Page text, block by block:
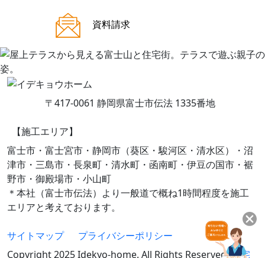
資料請求
〒417-0061 静岡県富士市伝法 1335番地
【施工エリア】
富士市・富士宮市・静岡市（葵区・駿河区・清水区）・沼
津市・三島市・長泉町・清水町・函南町・伊豆の国市・裾
野市・御殿場市・小山町
＊本社（富士市伝法）より一般道で概ね1時間程度を施工
エリアと考えております。
サイトマップ
プライバシーポリシー
Copyright 2025 Idekyo-home. All Rights Reserved.住宅